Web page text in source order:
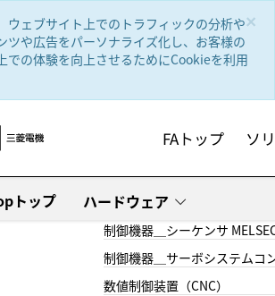
×
ウェブサイト上でのトラフィックの分析や
ツや広告をパーソナライズ化し、お客様の
での体験を向上させるためにCookieを利用
FAトップ ソ
トップ ハードウェア
制御機器＿シーケンサ
制御機器＿サーボシステムコ
数値制御装置（CNC）